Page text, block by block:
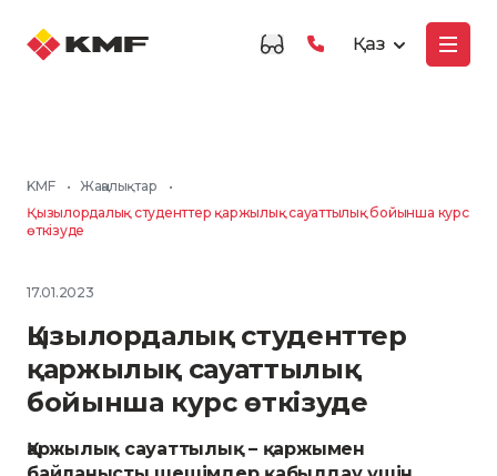
Қаз
KMF • Жаңалықтар
•
Қызылордалық студенттер қаржылық сауаттылық бойынша курс
өткізуде
17.01.2023
Қызылордалық студенттер
қаржылық сауаттылық
бойынша курс өткізуде
Қаржылық сауаттылық – қаржымен